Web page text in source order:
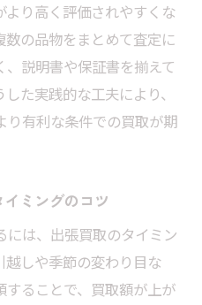
り高く評価されやすくな
の品物をまとめて査定に
説明書や保証書を揃えて
た実践的な工夫により、
り有利な条件での買取が期
ミングのコツ
には、出張買取のタイミン
越しや季節の変わり目な
することで、買取額が上が